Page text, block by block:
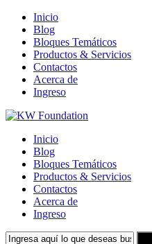
Inicio
Blog
Bloques Temáticos
Productos & Servicios
Contactos
Acerca de
Ingreso
Inicio
Blog
Bloques Temáticos
Productos & Servicios
Contactos
Acerca de
Ingreso